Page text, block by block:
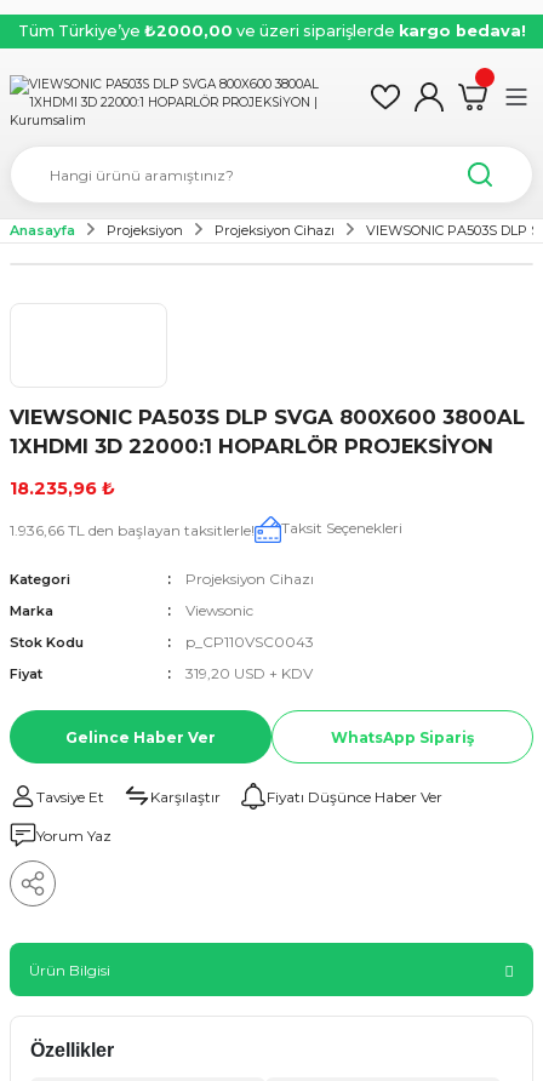
Tüm Türkiye’ye ₺2000,00 ve üzeri siparişlerde kargo bedava!
Anasayfa Projeksiyon Projeksiyon Cihazı VIEWSONIC PA503S DLP
VIEWSONIC PA503S DLP SVGA 800X600 3800AL
1XHDMI 3D 22000:1 HOPARLÖR PROJEKSİYON
18.235,96 ₺
1.936,66 TL den başlayan taksitlerle! Taksit Seçenekleri
Kategori Projeksiyon Cihazı
Marka Viewsonic
Stok Kodu p_CP110VSC0043
Fiyat 319,20 USD + KDV
Gelince Haber Ver WhatsApp Sipariş
Tavsiye Et Karşılaştır Fiyatı Düşünce Haber Ver
Yorum Yaz
Ürün Bilgisi
Özellikler